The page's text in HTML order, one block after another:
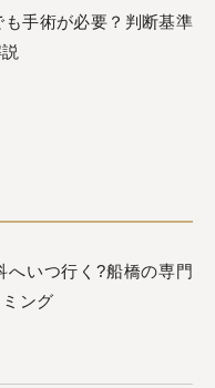
手術が必要？判断基準
へいつ行く?船橋の専門
ング